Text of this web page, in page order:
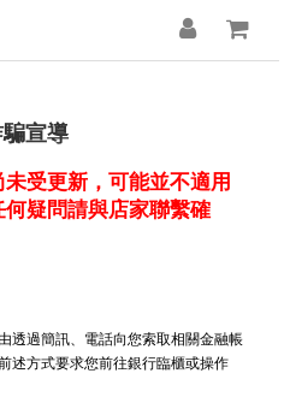
宣導
受更新，可能並不適用
疑問請與店家聯繫確
透過簡訊、電話向您索取相關金融帳
述方式要求您前往銀行臨櫃或操作